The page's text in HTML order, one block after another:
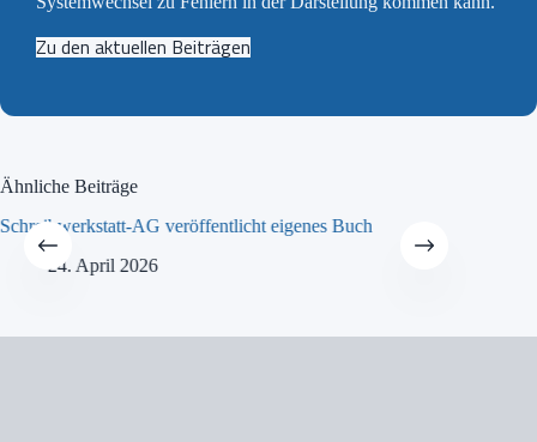
Zu den aktuellen Beiträgen
Ähnliche Beiträge
Schreibwerkstatt-AG veröffentlicht eigenes Buch
24. April 2026